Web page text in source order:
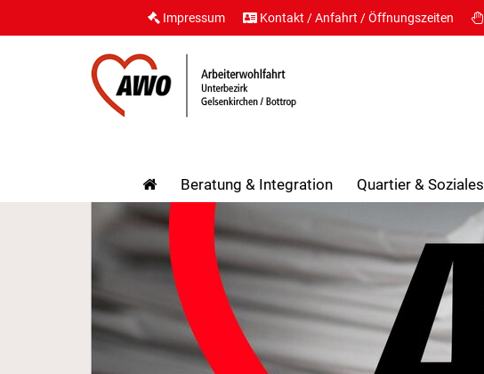
Impressum Kontakt / Anfahrt / Öffnungszeiten
Beratung & Integration Quartier & Soziales